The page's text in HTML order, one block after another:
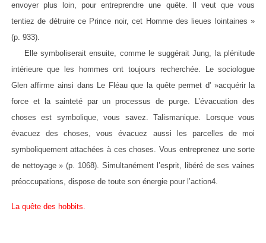
envoyer plus loin, pour entreprendre une quête. Il veut que vous
tentiez de détruire ce Prince noir, cet Homme des lieues lointaines »
(p. 933).
Elle symboliserait ensuite, comme le suggérait Jung, la plénitude
intérieure que les hommes ont toujours recherchée. Le sociologue
Glen affirme ainsi dans Le Fléau que la quête permet d' »acquérir la
force et la sainteté par un processus de purge. L’évacuation des
choses est symbolique, vous savez. Talismanique. Lorsque vous
évacuez des choses, vous évacuez aussi les parcelles de moi
symboliquement attachées à ces choses. Vous entreprenez une sorte
de nettoyage » (p. 1068). Simultanément l’esprit, libéré de ses vaines
préoccupations, dispose de toute son énergie pour l’action4.
La quête des hobbits.